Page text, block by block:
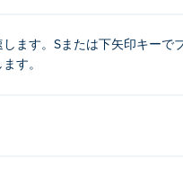
りと後方宙返りをします
Poki でリリースする最初
ます。Sまたは下矢印キーで
す。